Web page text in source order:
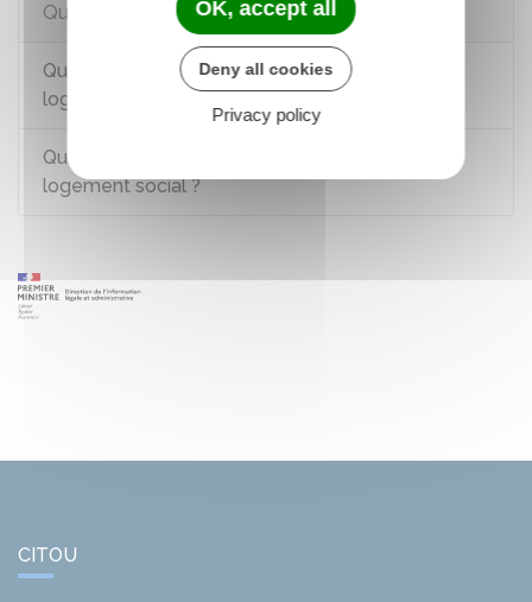
Questions ? Réponses !
Que devient le PTZ en cas de revente du
logement ?
Quelles sont les conditions pour obtenir un
logement social ?
CITOU
OK, accept all
Deny all cookies
Privacy policy